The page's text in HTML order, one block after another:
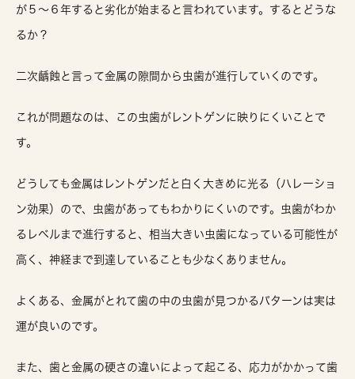
が５〜６年すると劣化が始まると言われています。するとどうな
るか？
二次齲蝕と言って金属の隙間から虫歯が進行していくのです。
これが問題なのは、この虫歯がレントゲンに映りにくいことで
す。
どうしても金属はレントゲンだと白く大きめに光る（ハレーショ
ン効果）ので、虫歯があってもわかりにくいのです。虫歯がわか
るレベルまで進行すると、相当大きい虫歯になっている可能性が
高く、神経まで到達していることも少なくありません。
よくある、金属がとれて歯の中の虫歯が見つかるパターンは実は
運が良いのです。
また、歯と金属の硬さの違いによって起こる、応力がかかって歯